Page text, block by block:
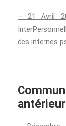
– 21 Avril
des internes